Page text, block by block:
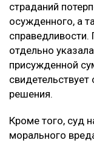
страданий
осужденного, а
справедливости.
отдельно
присужденной
решения.
Кроме того, суд
морального